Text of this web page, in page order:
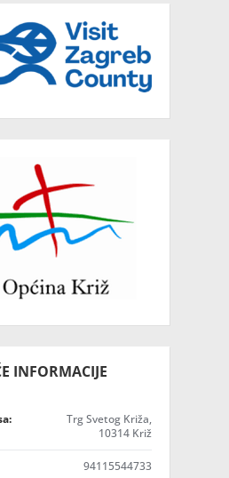
INFORMACIJE
Trg Svetog Križa,
10314 Križ
94115544733